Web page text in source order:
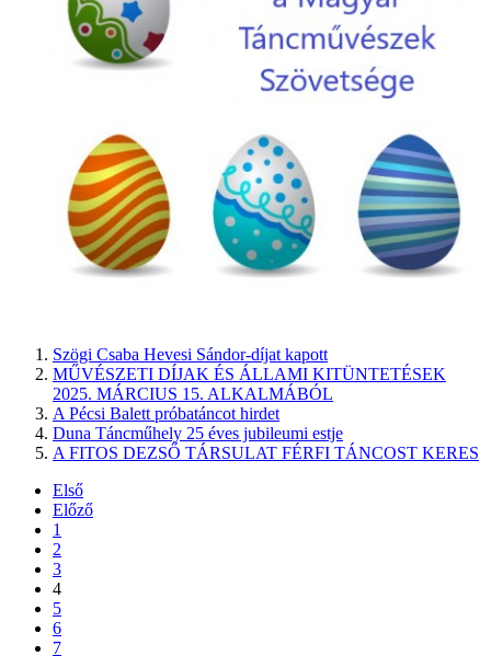
Szögi Csaba Hevesi Sándor-díjat kapott
MŰVÉSZETI DÍJAK ÉS ÁLLAMI KITÜNTETÉSEK
2025. MÁRCIUS 15. ALKALMÁBÓL
A Pécsi Balett próbatáncot hirdet
Duna Táncműhely 25 éves jubileumi estje
A FITOS DEZSŐ TÁRSULAT FÉRFI TÁNCOST KERES
Első
Előző
1
2
3
4
5
6
7